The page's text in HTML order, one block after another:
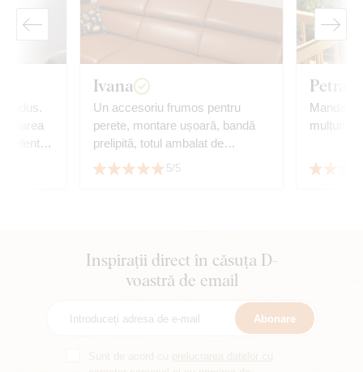
Ivana
Un accesoriu frumos pentru
perete, montare ușoară, bandă
prelipită, totul ambalat de
calitate...
5/5
Petra
Mandala
Inspirații direct în căsuța D-
voastră de email
Abonare